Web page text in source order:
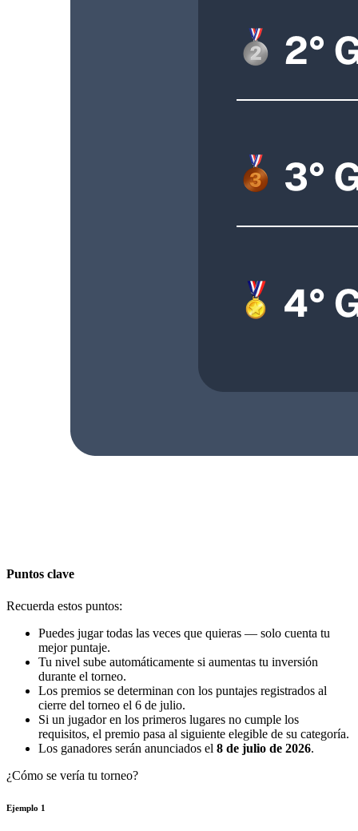
Puntos clave
Recuerda estos puntos:
Puedes jugar todas las veces que quieras — solo cuenta tu
mejor puntaje.
Tu nivel sube automáticamente si aumentas tu inversión
durante el torneo.
Los premios se determinan con los puntajes registrados al
cierre del torneo el 6 de julio.
Si un jugador en los primeros lugares no cumple los
requisitos, el premio pasa al siguiente elegible de su categoría.
Los ganadores serán anunciados el 8 de julio de 2026.
¿Cómo se vería tu torneo?
Ejemplo 1